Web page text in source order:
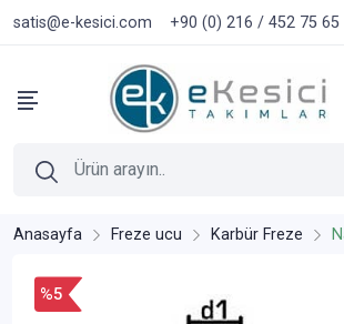
satis@e-kesici.com +90 (0) 216 / 452 75 65
Anasayfa Freze ucu Karbür Freze
%5